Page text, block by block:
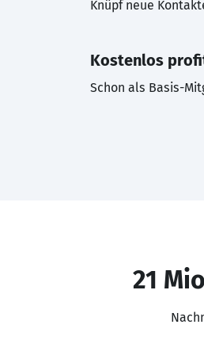
Knüpf neue
Kostenlos
Schon als Basis-
21